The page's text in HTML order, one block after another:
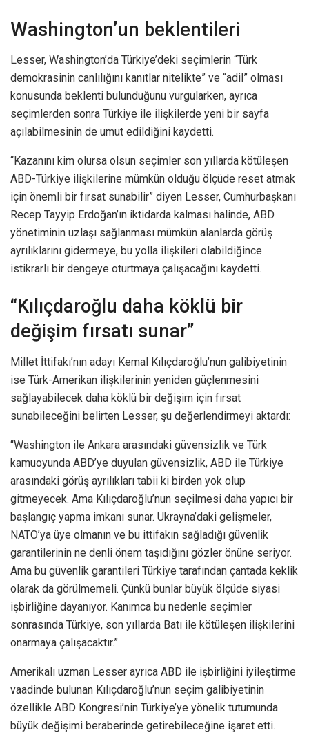
Washington’un beklentileri
Lesser, Washington’da Türkiye’deki seçimlerin “Türk
demokrasinin canlılığını kanıtlar nitelikte” ve “adil” olması
konusunda beklenti bulunduğunu vurgularken, ayrıca
seçimlerden sonra Türkiye ile ilişkilerde yeni bir sayfa
açılabilmesinin de umut edildiğini kaydetti.
“Kazanını kim olursa olsun seçimler son yıllarda kötüleşen
ABD-Türkiye ilişkilerine mümkün olduğu ölçüde reset atmak
için önemli bir fırsat sunabilir” diyen Lesser, Cumhurbaşkanı
Recep Tayyip Erdoğan’ın iktidarda kalması halinde, ABD
yönetiminin uzlaşı sağlanması mümkün alanlarda görüş
ayrılıklarını gidermeye, bu yolla ilişkileri olabildiğince
istikrarlı bir dengeye oturtmaya çalışacağını kaydetti.
“Kılıçdaroğlu daha köklü bir
değişim fırsatı sunar”
Millet İttifakı’nın adayı Kemal Kılıçdaroğlu’nun galibiyetinin
ise Türk-Amerikan ilişkilerinin yeniden güçlenmesini
sağlayabilecek daha köklü bir değişim için fırsat
sunabileceğini belirten Lesser, şu değerlendirmeyi aktardı:
“Washington ile Ankara arasındaki güvensizlik ve Türk
kamuoyunda ABD’ye duyulan güvensizlik, ABD ile Türkiye
arasındaki görüş ayrılıkları tabii ki birden yok olup
gitmeyecek. Ama Kılıçdaroğlu’nun seçilmesi daha yapıcı bir
başlangıç yapma imkanı sunar. Ukrayna’daki gelişmeler,
NATO’ya üye olmanın ve bu ittifakın sağladığı güvenlik
garantilerinin ne denli önem taşıdığını gözler önüne seriyor.
Ama bu güvenlik garantileri Türkiye tarafından çantada keklik
olarak da görülmemeli. Çünkü bunlar büyük ölçüde siyasi
işbirliğine dayanıyor. Kanımca bu nedenle seçimler
sonrasında Türkiye, son yıllarda Batı ile kötüleşen ilişkilerini
onarmaya çalışacaktır.”
Amerikalı uzman Lesser ayrıca ABD ile işbirliğini iyileştirme
vaadinde bulunan Kılıçdaroğlu’nun seçim galibiyetinin
özellikle ABD Kongresi’nin Türkiye’ye yönelik tutumunda
büyük değişimi beraberinde getirebileceğine işaret etti.